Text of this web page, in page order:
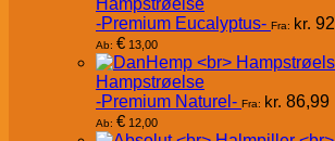
Hampstrøelse
-Premium Eucalyptus- Fra: kr.
Ab: € 13,00
Hampstrøelse
-Premium Naturel- Fra: kr. 86,99
Ab: € 12,00